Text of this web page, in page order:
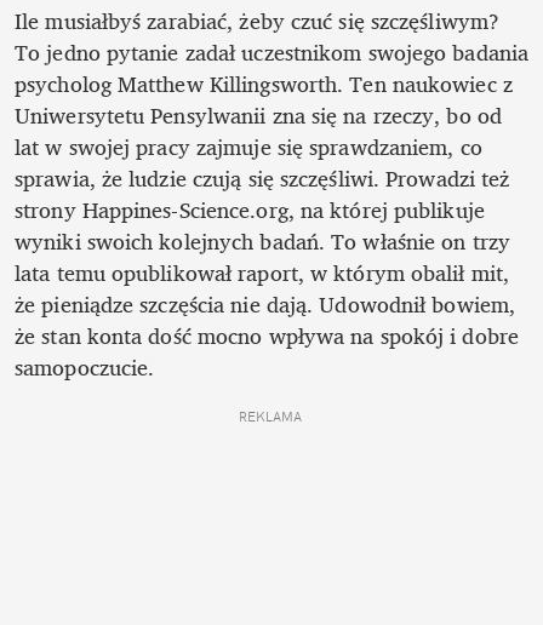
Ile musiałbyś zarabiać, żeby czuć się szczęśliwym?
To jedno pytanie zadał uczestnikom swojego badania
psycholog Matthew Killingsworth. Ten naukowiec z
Uniwersytetu Pensylwanii zna się na rzeczy, bo od
lat w swojej pracy zajmuje się sprawdzaniem, co
sprawia, że ludzie czują się szczęśliwi. Prowadzi też
strony Happines-Science.org, na której publikuje
wyniki swoich kolejnych badań. To właśnie on trzy
lata temu opublikował raport, w którym obalił mit,
że pieniądze szczęścia nie dają. Udowodnił bowiem,
że stan konta dość mocno wpływa na spokój i dobre
samopoczucie.
REKLAMA